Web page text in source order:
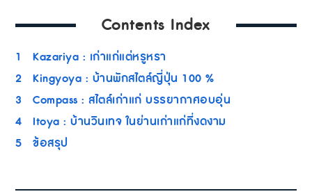
Contents Index
1
Kazariya : เก่าแก่แต่หรูหรา
2 Kingyoya : บ้านพักสไตล์ญี่ปุ่น 100 %
3
Compass : สไตล์เก่าแก่ บรรยากาศอบอุ่น
4
Itoya : บ้านวินเทจ ในย่านเก่าแก่ที่งดงาม
5 ข้อสรุป